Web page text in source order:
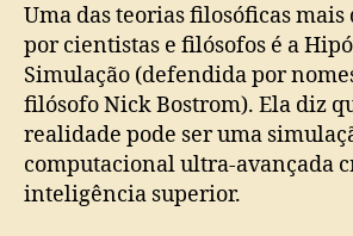
Uma das teorias filosóficas mais
por cientistas e filósofos é a
Simulação (defendida por
filósofo Nick Bostrom). Ela diz
realidade pode ser uma
computacional ultra-avançada
inteligência superior.